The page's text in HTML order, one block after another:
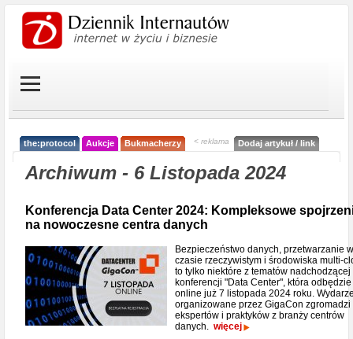
the:protocol Aukcje Bukmacherzy < reklama Dodaj artykuł / link
Archiwum - 6 Listopada 2024
Konferencja Data Center 2024: Kompleksowe
na nowoczesne centra danych
Bezpieczeństwo danych, przetwarzanie w
czasie rzeczywistym i środowiska multi-
to tylko niektóre z tematów nadchodzącej
konferencji "Data Center", która
online już 7 listopada 2024 roku.
organizowane przez GigaCon zgromadzi
ekspertów i praktyków z branży centrów
danych. więcej